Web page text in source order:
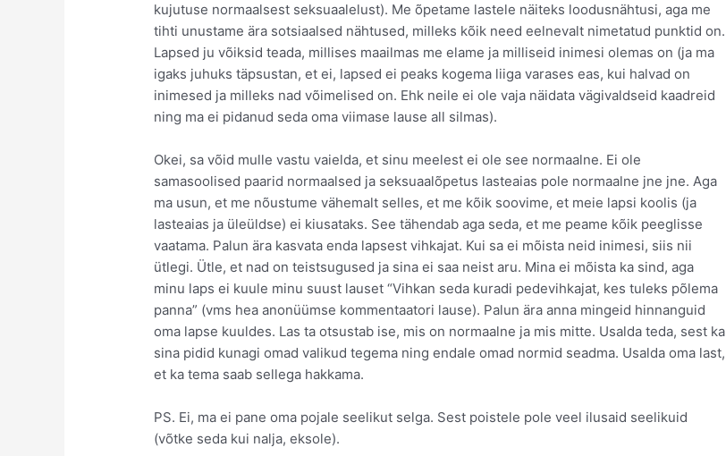
kujutuse normaalsest seksuaalelust). Me õpetame lastele näiteks loodusnähtusi, aga me
tihti unustame ära sotsiaalsed nähtused, milleks kõik need eelnevalt nimetatud punktid on.
Lapsed ju võiksid teada, millises maailmas me elame ja milliseid inimesi olemas on (ja ma
igaks juhuks täpsustan, et ei, lapsed ei peaks kogema liiga varases eas, kui halvad on
inimesed ja milleks nad võimelised on. Ehk neile ei ole vaja näidata vägivaldseid kaadreid
ning ma ei pidanud seda oma viimase lause all silmas).
Okei, sa võid mulle vastu vaielda, et sinu meelest ei ole see normaalne. Ei ole
samasoolised paarid normaalsed ja seksuaalõpetus lasteaias pole normaalne jne jne. Aga
ma usun, et me nõustume vähemalt selles, et me kõik soovime, et meie lapsi koolis (ja
lasteaias ja üleüldse) ei kiusataks. See tähendab aga seda, et me peame kõik peeglisse
vaatama. Palun ära kasvata enda lapsest vihkajat. Kui sa ei mõista neid inimesi, siis nii
ütlegi. Ütle, et nad on teistsugused ja sina ei saa neist aru. Mina ei mõista ka sind, aga
minu laps ei kuule minu suust lauset “Vihkan seda kuradi pedevihkajat, kes tuleks põlema
panna” (vms hea anonüümse kommentaatori lause). Palun ära anna mingeid hinnanguid
oma lapse kuuldes. Las ta otsustab ise, mis on normaalne ja mis mitte. Usalda teda, sest ka
sina pidid kunagi omad valikud tegema ning endale omad normid seadma. Usalda oma last,
et ka tema saab sellega hakkama.
PS. Ei, ma ei pane oma pojale seelikut selga. Sest poistele pole veel ilusaid seelikuid
(võtke seda kui nalja, eksole).